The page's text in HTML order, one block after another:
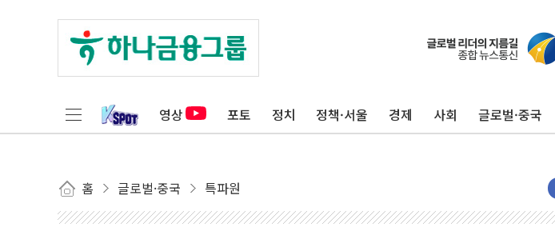
영상 포토 정치 정책·서울 경제 사회 글로벌·중국
홈 글로벌·중국 특파원